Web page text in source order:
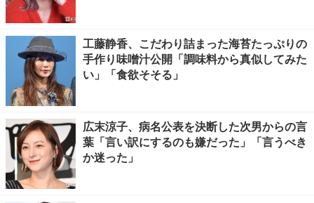
工藤静香、こだわり詰まった海苔たっぷりの
手作り味噌汁公開「調味料から真似してみた
い」「食欲そそる」
広末涼子、病名公表を決断した次男からの言
葉「言い訳にするのも嫌だった」「言うべき
か迷った」